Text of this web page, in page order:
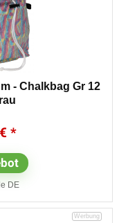
- Chalkbag Gr 12
€
DE